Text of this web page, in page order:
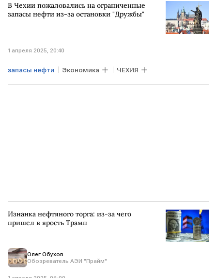
В Чехии пожаловались на ограниченные
запасы нефти из-за остановки "Дружбы"
1 апреля 2025, 20:40
запасы нефти Экономика ЧЕХИЯ
Изнанка нефтяного торга: из-за чего
пришел в ярость Трамп
Олег Обухов
Обозреватель АЭИ "Прайм"